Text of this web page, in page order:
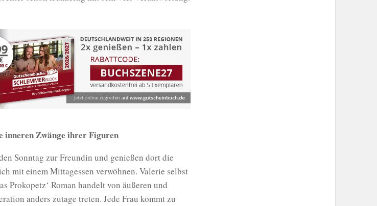
inneren Zwänge ihrer Figuren
Sonntag zur Freundin und genießen dort die
mit einem Mittagessen verwöhnen. Valerie selbst
Prokopetz‘ Roman handelt von äußeren und
anders zutage treten. Jede Frau kommt zu